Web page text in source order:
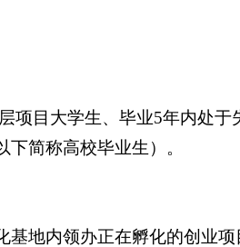
项目大学生、毕业5年内处
简称高校毕业生）。
地内领办正在孵化的创业项